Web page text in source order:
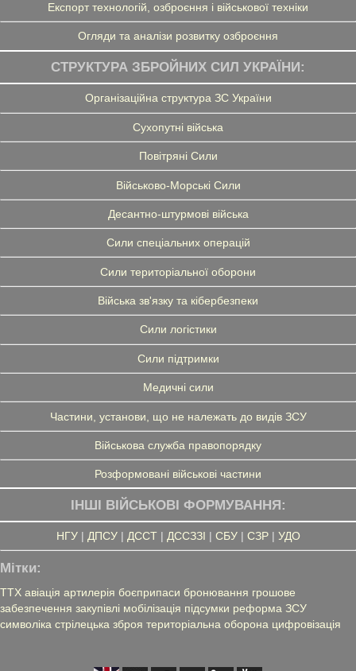
Експорт технологій, озброєння і військової техніки
Огляди та аналізи розвитку озброєння
СТРУКТУРА ЗБРОЙНИХ СИЛ УКРАЇНИ:
Організаційна структура ЗС України
Сухопутні війська
Повітряні Сили
Військово-Морські Сили
Десантно-штурмові війська
Сили спеціальних операцій
Сили територіальної оборони
Війська зв'язку та кібербезпеки
Сили логістики
Сили підтримки
Медичні сили
Частини, установи, що не належать до видів ЗСУ
Військова служба правопорядку
Розформовані військові частини
ІНШІ ВІЙСЬКОВІ ФОРМУВАННЯ:
НГУ| ДПСУ| ДССТ| ДССЗЗІ | СБУ| СЗР| УДО
Мітки:
ТТХ авіація артилерія боєприпаси бронювання грошове
забезпечення закупівлі мобілізація підсумки реформа ЗСУ
символіка стрілецька зброя територіальна оборона цифровізація